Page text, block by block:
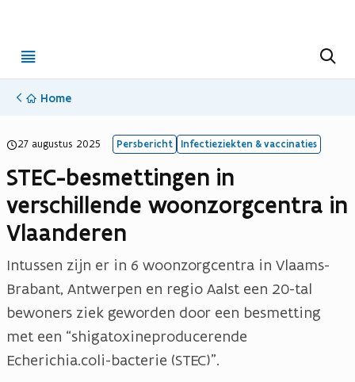
menu
Home
27 augustus 2025 Persbericht Infectieziekten & vaccinaties
STEC-besmettingen in
verschillende woonzorgcentra in
Vlaanderen
Intussen zijn er in 6 woonzorgcentra in Vlaams-
Brabant, Antwerpen en regio Aalst een 20-tal
bewoners ziek geworden door een besmetting
met een “shigatoxineproducerende
Echerichia.coli-bacterie (STEC)”.